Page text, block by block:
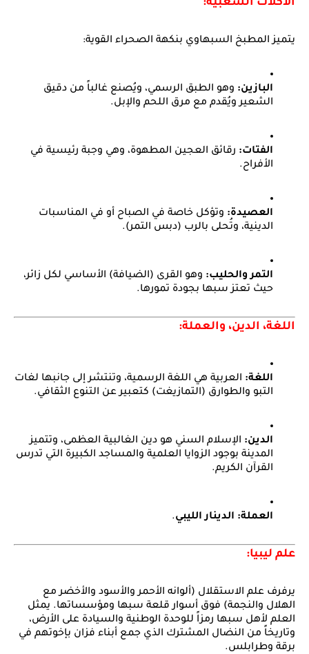
يتميز المطبخ السبهاوي بنكهة الصحراء القوية:
البازين: وهو الطبق الرسمي، ويُصنع غالباً من دقيق
الشعير ويُقدم مع مرق اللحم والإبل.
الفتات: رقائق العجين المطهوة، وهي وجبة رئيسية في
الأفراح.
العصيدة: وتؤكل خاصة في الصباح أو في المناسبات
الدينية، وتُحلى بالرب (دبس التمر).
التمر والحليب: وهو القرى (الضيافة) الأساسي لكل زائر،
حيث تعتز سبها بجودة تمورها.
اللغة، الدين، والعملة:
اللغة: العربية هي اللغة الرسمية، وتنتشر إلى جانبها لغات
التبو والطوارق (التمازيغت) كتعبير عن التنوع الثقافي.
الدين: الإسلام السني هو دين الغالبية العظمى، وتتميز
المدينة بوجود الزوايا العلمية والمساجد الكبيرة التي تدرس
القرآن الكريم.
العملة: الدينار الليبي.
علم ليبيا:
يرفرف علم الاستقلال (ألوانه الأحمر والأسود والأخضر مع
الهلال والنجمة) فوق أسوار قلعة سبها ومؤسساتها. يمثل
العلم لأهل سبها رمزاً للوحدة الوطنية والسيادة على الأرض،
وتاريخاً من النضال المشترك الذي جمع أبناء فزان بإخوتهم في
برقة وطرابلس.